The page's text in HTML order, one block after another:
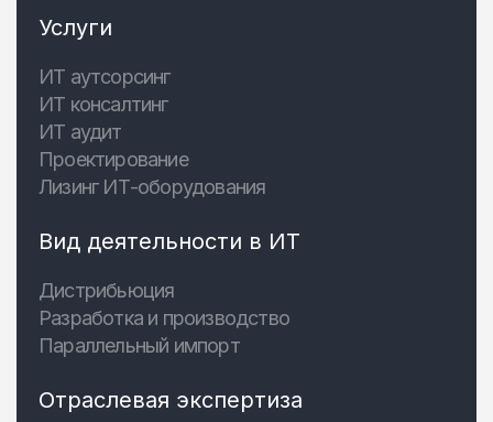
Услуги
ИТ аутсорсинг
ИТ консалтинг
ИТ аудит
Проектирование
Лизинг ИТ-оборудования
Вид деятельности в ИТ
Дистрибьюция
Разработка и производство
Параллельный импорт
Отраслевая экспертиза